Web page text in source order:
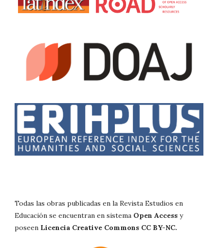
Todas las obras publicadas en la Revista Estudios en
Educación se encuentran en sistema Open Access y
poseen Licencia Creative Commons CC BY-NC.